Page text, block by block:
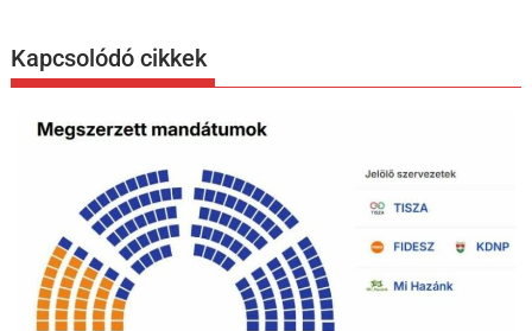
Kapcsolódó cikkek